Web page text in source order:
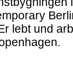
lebt und